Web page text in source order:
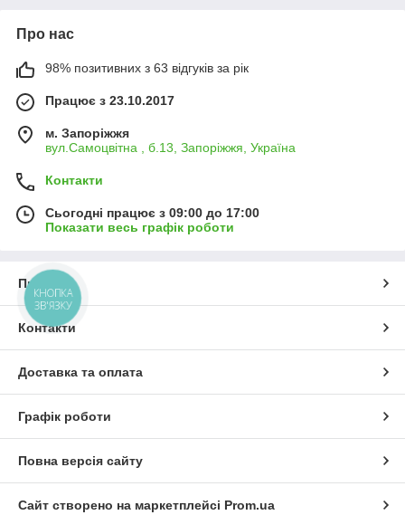
Про нас
98% позитивних з 63 відгуків за рік
Працює з 23.10.2017
м. Запоріжжя
вул.Самоцвітна , б.13, Запоріжжя, Україна
Контакти
Сьогодні працює з 09:00 до 17:00
Показати весь графік роботи
Про нас
Контакти
Доставка та оплата
Графік роботи
Повна версія сайту
Сайт створено на маркетплейсі Prom.ua
КНОПКА
ЗВ'ЯЗКУ